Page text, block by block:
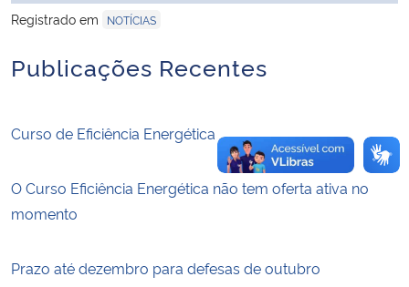
Advocacia-Geral da União
Banco Central do Brasil
Registrado em
NOTÍCIAS
Publicações Recentes
Curso de Eficiência Energética
O Curso Eficiência Energética não tem oferta ativa no
momento
Prazo até dezembro para defesas de outubro